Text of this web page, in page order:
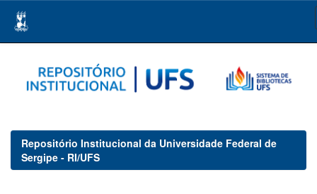
navigation
Repositório Institucional da Universidade Federal de
Sergipe - RI/UFS